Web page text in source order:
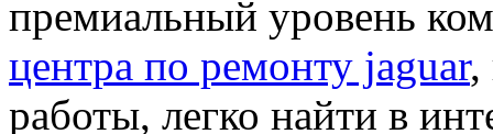
премиальный уровень
центра по ремонту jaguar,
работы, легко найти в